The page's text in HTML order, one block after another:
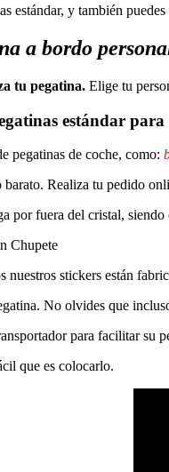
estándar, y también
a bordo
tu pegatina. Elige tu
estándar para
pegatinas de coche, como:
barato. Realiza tu pedido
por fuera del cristal,
Chupete
nuestros stickers están
No olvides que
para facilitar su
que es colocarlo.